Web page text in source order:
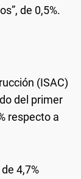
de 0,5%.
(ISAC)
del primer
respecto a
4,7%